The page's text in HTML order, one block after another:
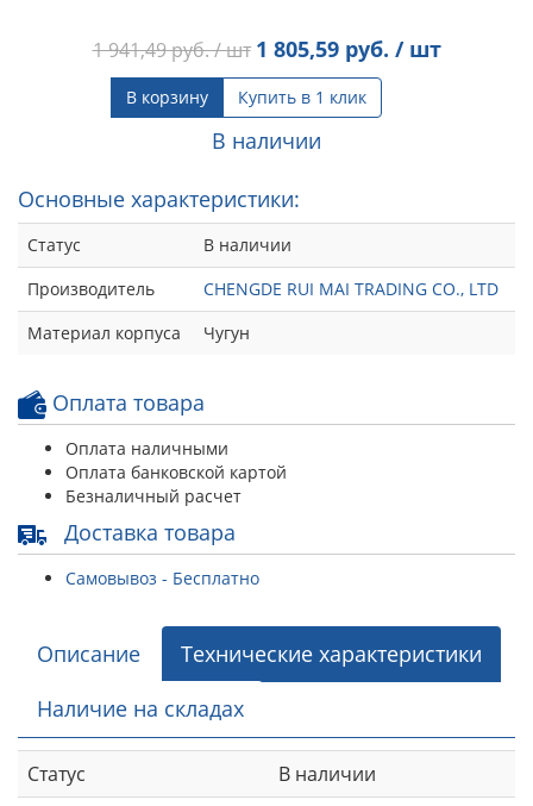
1 941,49руб. / шт 1 805,59руб. / шт
В корзину Купить в 1 клик
В наличии
Основные характеристики:
Статус
В наличии
Производитель
CHENGDE RUI MAI TRADING CO., LTD
Материал корпуса
Чугун
Оплата товара
Оплата наличными
Оплата банковской картой
Безналичный расчет
Доставка товара
Самовывоз - Бесплатно
Описание
Технические характеристики
Наличие на складах
Статус
В наличии